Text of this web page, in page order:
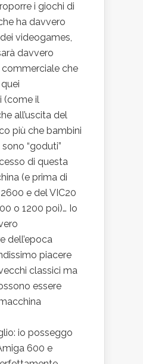
i giochi di
ha davvero
videogames,
davvero
commerciale che
(come il
all’uscita del
più che bambini
“goduti”
di questa
(e prima di
e del VIC20
o 1200 poi)… Io
dell’epoca
piacere
classici ma
essere
io posseggo
600 e